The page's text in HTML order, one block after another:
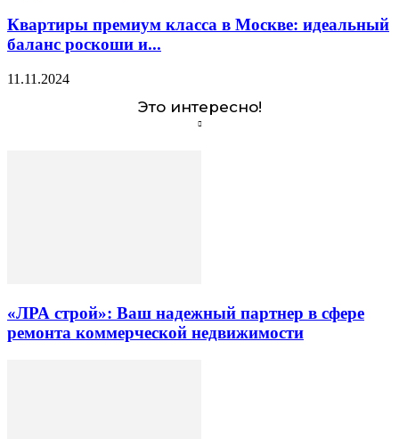
Квартиры премиум класса в Москве: идеальный
баланс роскоши и...
11.11.2024
Это интересно!
«ЛРА строй»: Ваш надежный партнер в сфере
ремонта коммерческой недвижимости